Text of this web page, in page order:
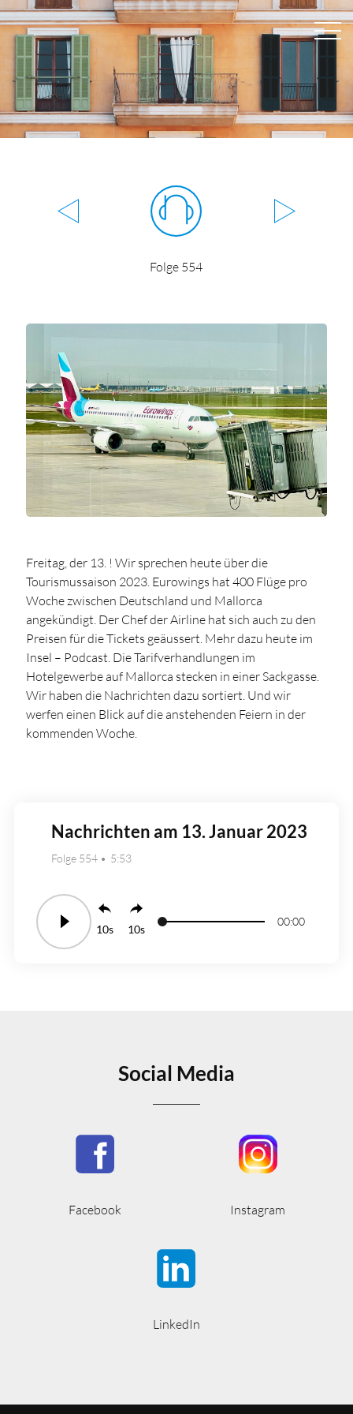
Folge 554
Freitag, der 13. ! Wir sprechen heute über die
Tourismussaison 2023. Eurowings hat 400 Flüge pro
Woche zwischen Deutschland und Mallorca
angekündigt. Der Chef der Airline hat sich auch zu den
Preisen für die Tickets geäussert. Mehr dazu heute im
Insel – Podcast. Die Tarifverhandlungen im
Hotelgewerbe auf Mallorca stecken in einer Sackgasse.
Wir haben die Nachrichten dazu sortiert. Und wir
werfen einen Blick auf die anstehenden Feiern in der
kommenden Woche.
Nachrichten am 13. Januar 2023
Folge 554 5:53
10 10
00:00
Social Media
Facebook Instagram
LinkedIn